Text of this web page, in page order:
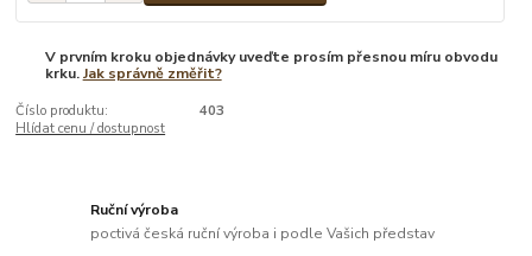
V prvním kroku objednávky uveďte prosím přesnou míru obvodu
krku.Jak správně změřit?
Číslo produktu:
403
Hlídat cenu / dostupnost
Ruční výroba
poctivá česká ruční výroba i podle Vašich představ